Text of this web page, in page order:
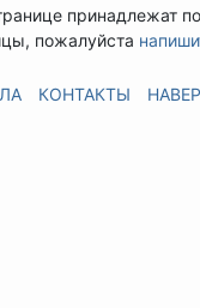
принадлежат
пожалуйста
КОНТАКТЫ